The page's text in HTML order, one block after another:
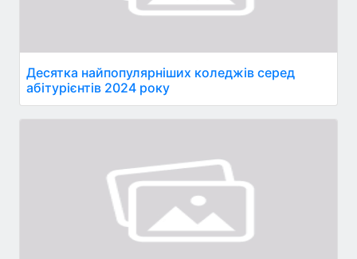
Десятка найпопулярніших коледжів серед
абітурієнтів 2024 року